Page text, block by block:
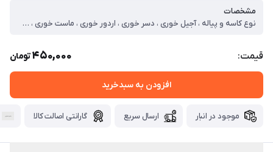
مشخصات
نوع کاسه و پیاله ، آجیل خوری ، دسر خوری ، اردور خوری ، ماست خوری ، سس خوری ، فرم طراحی ، گرد ، ابعاد ، ۸x۱۰x۱۰ سانتی‌متر ، وزن ، ۱۰۰ گرم ، تعداد تکه ، ۱ ، جنس ، شیشه ، قابلیت شست‌وشو ، با ماشین ظرف‌شویی ، با دست ، سایر توضیحات ، دهانه ۸ سانتی متر
قیمت: 450,000تومان
افزودن به سبدخرید
موجود در انبار ارسال سریع گارانتی اصالت کالا